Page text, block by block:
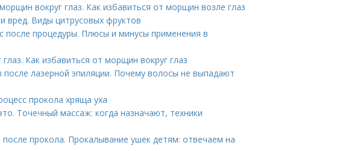
вокруг глаз. Как избавиться от морщин возле глаз
вред. Виды цитрусовых фруктов
после процедуры. Плюсы и минусы применения в
Как избавиться от морщин вокруг глаз
лазерной эпиляции. Почему волосы не выпадают
прокола хряща уха
Точечный массаж: когда назначают, техники
после прокола. Прокалывание ушек детям: отвечаем на